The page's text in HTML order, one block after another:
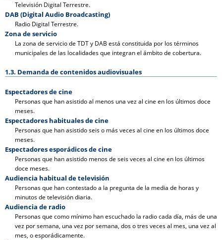
Televisión Digital Terrestre.
DAB (Digital Audio Broadcasting)
Radio Digital Terrestre.
Zona de servicio
La zona de servicio de TDT y DAB está constituida por los términos
municipales de las localidades que integran el ámbito de cobertura.
1.3. Demanda de contenidos audiovisuales
Espectadores de cine
Personas que han asistido al menos una vez al cine en los últimos doce
meses.
Espectadores habituales de cine
Personas que han asistido seis o más veces al cine en los últimos doce
meses.
Espectadores esporádicos de cine
Personas que han asistido menos de seis veces al cine en los últimos
doce meses.
Audiencia habitual de televisión
Personas que han contestado a la pregunta de la media de horas y
minutos de televisión diaria.
Audiencia de radio
Personas que como mínimo han escuchado la radio cada día, más de una
vez por semana, una vez por semana, dos o tres veces al mes, una vez al
mes, o esporádicamente.